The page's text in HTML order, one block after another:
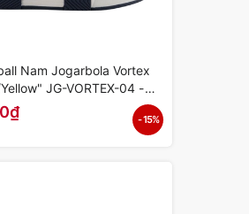
Nam Jogarbola Vortex
JG-VORTEX-04 -
- 15%